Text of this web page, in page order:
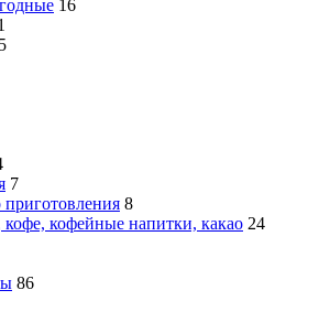
16
5
7
8
кофейные напитки, какао 24
86